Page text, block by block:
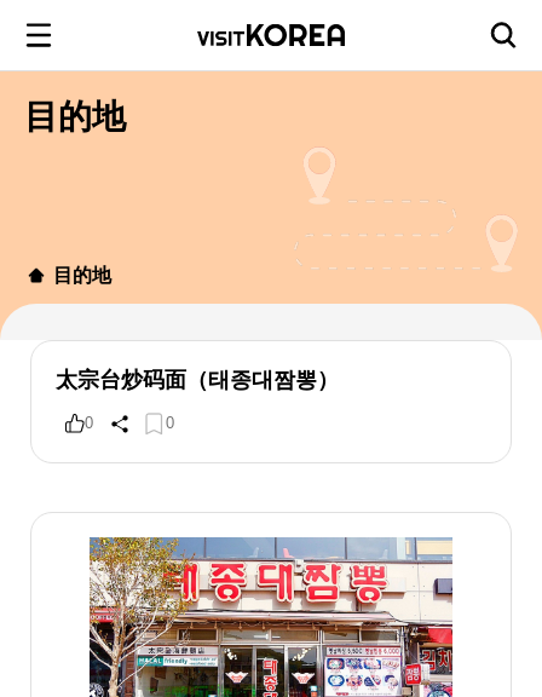
目的地
目的地
太宗台炒码面（태종대짬뽕）
0 0